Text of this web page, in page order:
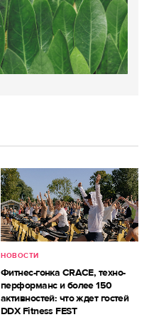
НОВОСТИ
Фитнес-гонка CRACE, техно-
перформанс и более 150
активностей: что ждет гостей
DDX Fitness FEST